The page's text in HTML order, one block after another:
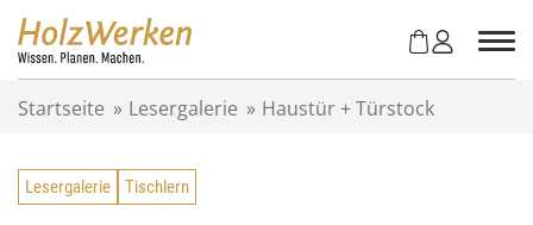
Startseite » Lesergalerie » Haustür + Türstock
Lesergalerie Tischlern